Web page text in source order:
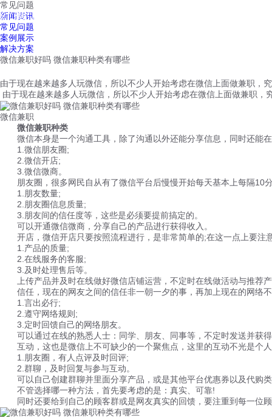
红鹰工作手机
常见问题
新闻资讯
常见问题
案例展示
解决方案
微信兼职好吗 微信兼职种类有哪些
由于现在越来越多人玩微信，所以不少人开始考虑在微信上面做兼职，
由于现在越来越多人玩微信，所以不少人开始考虑在微信上面做兼职
微信兼职
微信兼职种类
微信本身是一个沟通工具，除了沟通以外还能分享信息，同时还能
1.微信朋友圈;
2.微信开店;
3.微信微商。
朋友圈，很多网民自从有了微信平台后慢慢开始每天基本上每隔10
1.朋友数量;
2.朋友圈信息质量;
3.朋友间的信任度等，这些是必须要提前搞定的。
可以开通微信微商，分享自己的产品进行获得收入。
开店，微信开店只要按照流程进行，是非常简单的;在这一点上要注
1.产品的质量;
2.在线服务的客服;
3.及时处理售后等。
上传产品并及时在线做好微信店铺运营，不定时在线做活动与推荐
信任，现在的网友之间的信任非一朝一夕的事，再加上现在的网络
1.言出必行;
2.遵守网络规则;
3.定时回馈自己的网络朋友。
可以通过在线的熟悉人士：同学、朋友、同事等，不定时发送并获
互动，这也是微信上不可缺少的一个聚焦点，这里的互动不光是个
1.朋友圈，有人点评及时回评;
2.群聊，及时回复与参与互动。
可以自己创建群聊并里面分享产品，或是其他平台优惠券以及代购
不管选择哪一种方法，首先要考虑的是：真实、可靠!
同时还要给到自己的顾客群或是网友真实的回馈，要注重到每一位